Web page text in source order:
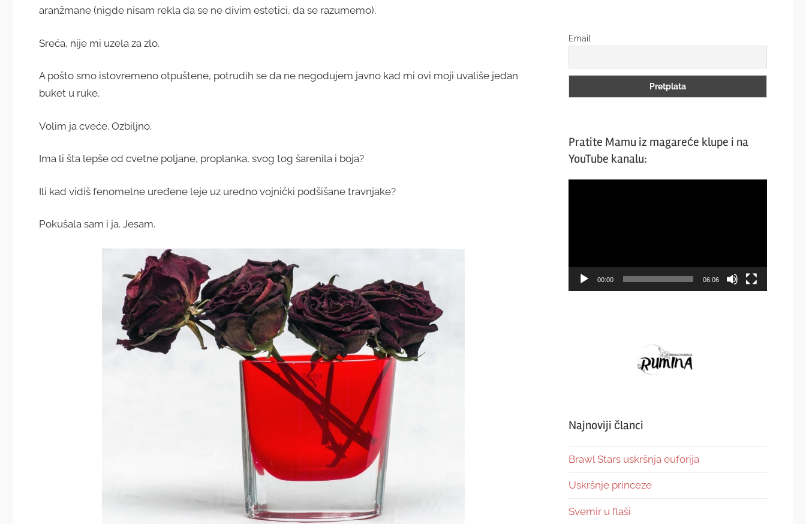
aranžmane (nigde nisam rekla da se ne divim estetici, da se razumemo).
Sreća, nije mi uzela za zlo.
A pošto smo istovremeno otpuštene, potrudih se da ne negodujem javno kad mi ovi moji uvališe jedan
buket u ruke.
Volim ja cveće. Ozbiljno.
Ima li šta lepše od cvetne poljane, proplanka, svog tog šarenila i boja?
Ili kad vidiš fenomelne uređene leje uz uredno vojnički podšišane travnjake?
Pokušala sam i ja. Jesam.
Email
Pratite Mamu iz magareće klupe i na
YouTube kanalu:
00:00 06:06
Najnoviji članci
Brawl Stars uskršnja euforija
Uskršnje princeze
Svemir u flaši